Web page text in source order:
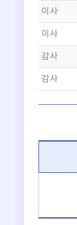
이사
이사
감사
감사